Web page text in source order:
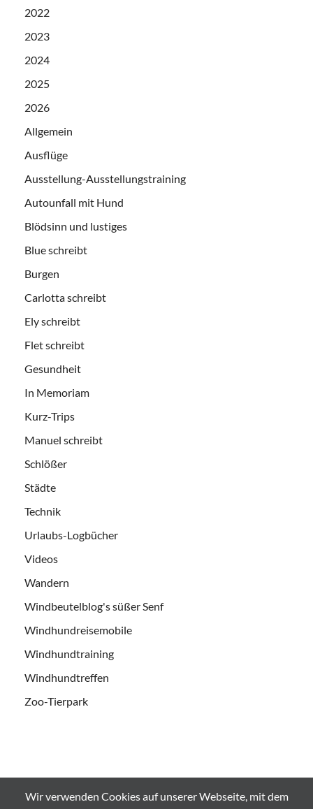
2022
2023
2024
2025
2026
Allgemein
Ausflüge
Ausstellung-Ausstellungstraining
Autounfall mit Hund
Blödsinn und lustiges
Blue schreibt
Burgen
Carlotta schreibt
Ely schreibt
Flet schreibt
Gesundheit
In Memoriam
Kurz-Trips
Manuel schreibt
Schlößer
Städte
Technik
Urlaubs-Logbücher
Videos
Wandern
Windbeutelblog's süßer Senf
Windhundreisemobile
Windhundtraining
Windhundtreffen
Zoo-Tierpark
Alle Bilder und Videos sind urheberrechtlich geschützt und es
Wir verwenden Cookies auf unserer Webseite, mit dem